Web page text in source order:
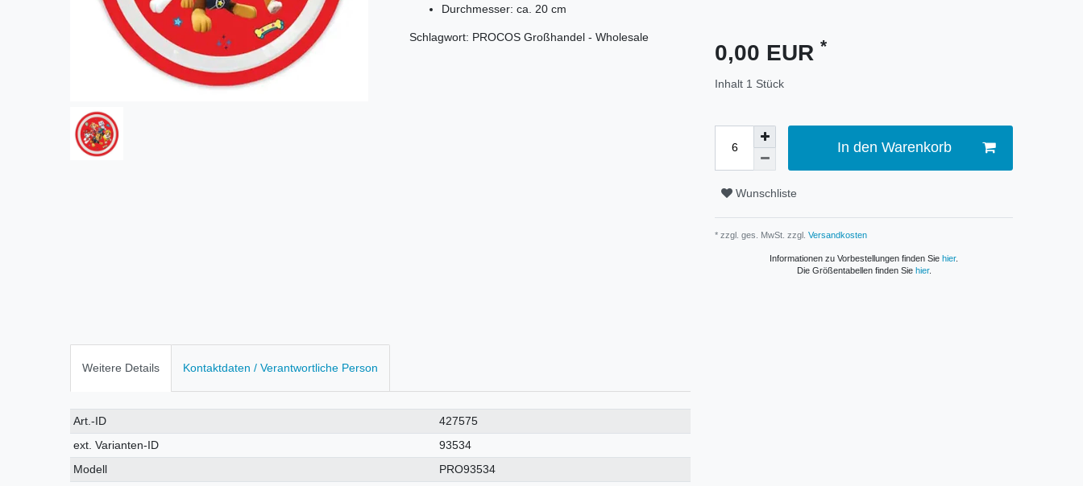
Durchmesser: ca. 20 cm
Schlagwort: PROCOS Großhandel - Wholesale
0,00 EUR *
Inhalt 1 Stück
In den Warenkorb
Wunschliste
* zzgl. ges. MwSt. zzgl. Versandkosten
Informationen zu Vorbestellungen finden Sie hier.
Die Größentabellen finden Sie hier.
Weitere Details Kontaktdaten / Verantwortliche Person
Technisches
Merkmal
Wert
Art.-ID
427575
ext. Varianten-ID
93534
Modell
PRO93534